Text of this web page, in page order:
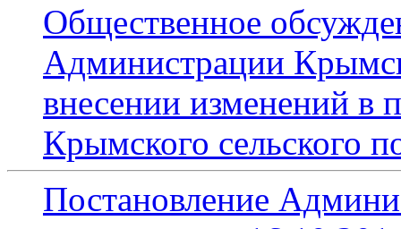
Общественное
Администрации
внесении изменений в
Крымского сельского
Постановление